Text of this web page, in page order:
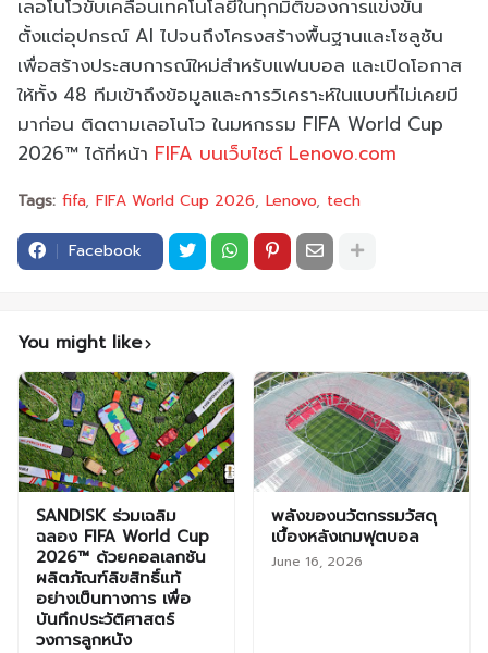
เลอโนโวขับเคลื่อนเทคโนโลยีในทุกมิติของการแข่งขัน
ตั้งแต่อุปกรณ์ AI ไปจนถึงโครงสร้างพื้นฐานและโซลูชัน
เพื่อสร้างประสบการณ์ใหม่สำหรับแฟนบอล และเปิดโอกาส
ให้ทั้ง 48 ทีมเข้าถึงข้อมูลและการวิเคราะห์ในแบบที่ไม่เคยมี
มาก่อน ติดตามเลอโนโว ในมหกรรม FIFA World Cup
2026™ ได้ที่หน้า FIFA บนเว็บไซต์ Lenovo.com
Tags: fifa FIFA World Cup 2026 Lenovo tech
Facebook
You might like
SANDISK ร่วมเฉลิม
ฉลอง FIFA World Cup
2026™ ด้วยคอลเลกชัน
ผลิตภัณฑ์ลิขสิทธิ์แท้
อย่างเป็นทางการ เพื่อ
บันทึกประวัติศาสตร์
วงการลูกหนัง
พลังของนวัตกรรมวัสดุ
เบื้องหลังเกมฟุตบอล
June 16, 2026